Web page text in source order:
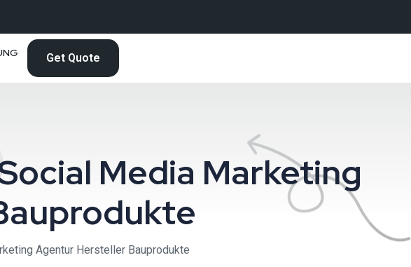
Get Quote
Media Marketing
Agentur Hersteller Bauprodukte